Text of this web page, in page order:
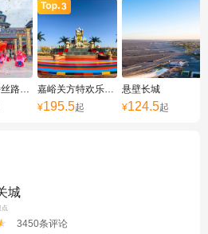
嘉峪关方特丝路神画
嘉峪关方特欢乐世界
¥195.5起
悬壁长城
¥124.5起
城
点
3450条评论